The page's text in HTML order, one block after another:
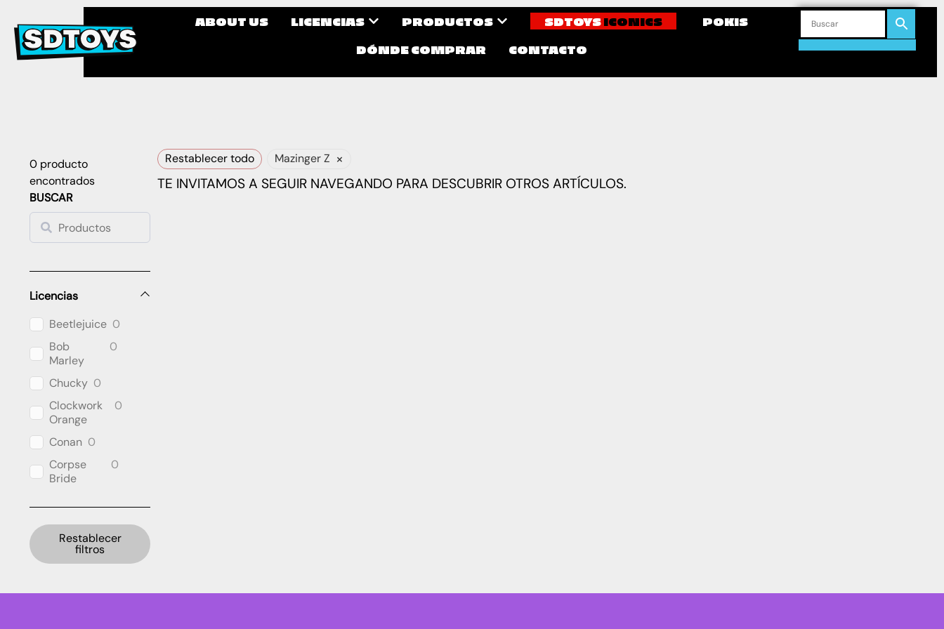
ABOUT US LICENCIAS PRODUCTOS SDTOYS ICONICS
POKIS
DÓNDE COMPRAR
CONTACTO
0 producto
encontrados
BUSCAR
Licencias
Beetlejuice 0
Bob
Marley
0
Chucky 0
Clockwork
Orange
0
Conan 0
Corpse
Bride
0
DC
Universe
5
E.T. the
1
Restablecer
filtros
Restablecer todo Mazinger Z ×
TE INVITAMOS A SEGUIR NAVEGANDO PARA DESCUBRIR OTROS ARTÍCULOS.